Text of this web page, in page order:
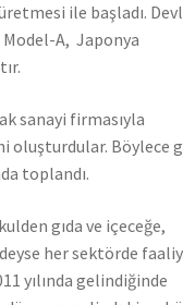
ile başladı.
A, Japonya
sanayi firmasıyla
oluşturdular. Böylece
toplandı.
gıda ve içeceğe,
her sektörde
yılında gelindiğinde